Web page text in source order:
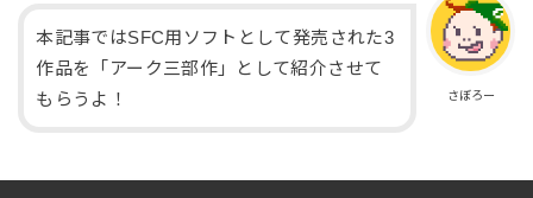
さぼろー
本記事ではSFC用ソフトとして発売された3
作品を「アーク三部作」として紹介させて
もらうよ！